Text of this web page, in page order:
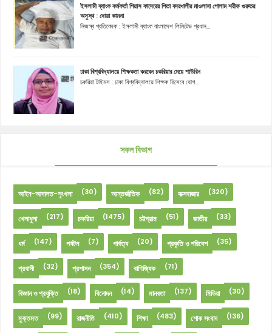
ইসলামী ব্যাংক কর্মকর্তা গিয়াস কাদেরের পিতা বদরখালীর মাওলানা গোলাম শরীফ গুরুতর
অসুস্থ : দোয়া কামনা
নিজস্ব প্রতিবেদক : ইসলামী ব্যাংক বাংলাদেশ লিমিটেড প্রধান...
ঢাকা বিশ্ববিদ্যালয়ে শিক্ষকতা করবেন চকরিয়ার মেয়ে শাউরিন
চকরিয়া টাইমস : ঢাকা বিশ্ববিদ্যালয়ে শিক্ষক হিসেবে যোগ...
সকল বিভাগ
আইন-আদালত-শৃংখলা (30) আন্তর্জাতিক (82) কক্সবাজার (320)
খেলাধুলা (217) চকরিয়া (1475) চট্টগ্রাম (51) জাতীয় (33)
ধর্ম (147) পর্যটন (7) পার্বত্য (20) প্রকৃতি ও পরিবেশ (35)
প্রবাসী (32) প্রশাসন (354) বাণিজ্যিক (71)
বিজ্ঞান ও প্রযুক্তি (18) বিনোদন (14) মানবতা (137) মিডিয়া (30)
মুক্তমত (99) রাজনীতি (410) শিক্ষা (483) শোক সংবাদ (136)